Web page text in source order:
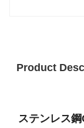
Product
ステンレス